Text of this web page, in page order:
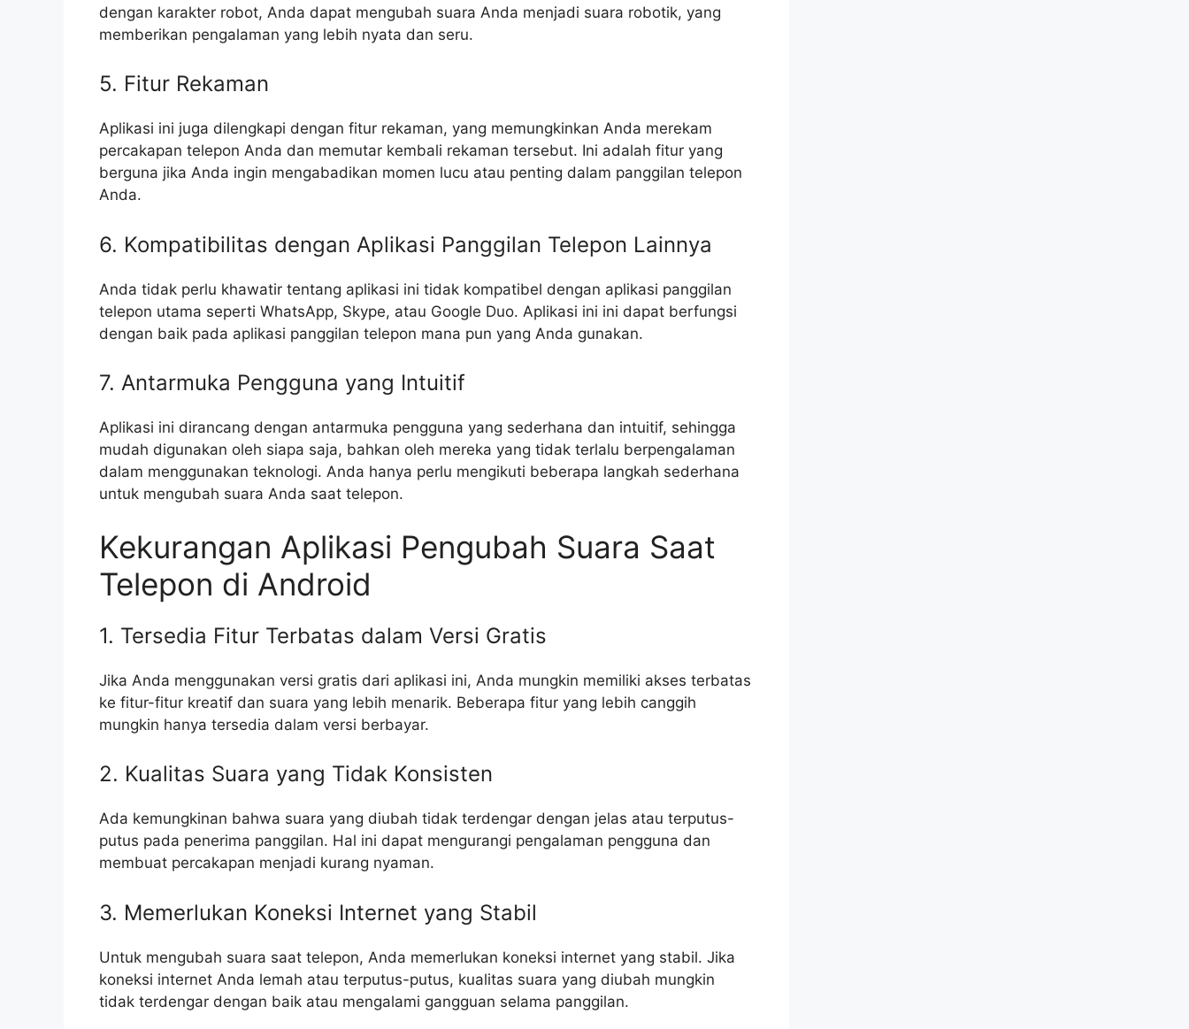
dengan karakter robot, Anda dapat mengubah suara Anda menjadi suara robotik, yang
memberikan pengalaman yang lebih nyata dan seru.
5. Fitur Rekaman
Aplikasi ini juga dilengkapi dengan fitur rekaman, yang memungkinkan Anda merekam
percakapan telepon Anda dan memutar kembali rekaman tersebut. Ini adalah fitur yang
berguna jika Anda ingin mengabadikan momen lucu atau penting dalam panggilan telepon
Anda.
6. Kompatibilitas dengan Aplikasi Panggilan Telepon Lainnya
Anda tidak perlu khawatir tentang aplikasi ini tidak kompatibel dengan aplikasi panggilan
telepon utama seperti WhatsApp, Skype, atau Google Duo. Aplikasi ini ini dapat berfungsi
dengan baik pada aplikasi panggilan telepon mana pun yang Anda gunakan.
7. Antarmuka Pengguna yang Intuitif
Aplikasi ini dirancang dengan antarmuka pengguna yang sederhana dan intuitif, sehingga
mudah digunakan oleh siapa saja, bahkan oleh mereka yang tidak terlalu berpengalaman
dalam menggunakan teknologi. Anda hanya perlu mengikuti beberapa langkah sederhana
untuk mengubah suara Anda saat telepon.
Kekurangan Aplikasi Pengubah Suara Saat
Telepon di Android
1. Tersedia Fitur Terbatas dalam Versi Gratis
Jika Anda menggunakan versi gratis dari aplikasi ini, Anda mungkin memiliki akses terbatas
ke fitur-fitur kreatif dan suara yang lebih menarik. Beberapa fitur yang lebih canggih
mungkin hanya tersedia dalam versi berbayar.
2. Kualitas Suara yang Tidak Konsisten
Ada kemungkinan bahwa suara yang diubah tidak terdengar dengan jelas atau terputus-
putus pada penerima panggilan. Hal ini dapat mengurangi pengalaman pengguna dan
membuat percakapan menjadi kurang nyaman.
3. Memerlukan Koneksi Internet yang Stabil
Untuk mengubah suara saat telepon, Anda memerlukan koneksi internet yang stabil. Jika
koneksi internet Anda lemah atau terputus-putus, kualitas suara yang diubah mungkin
tidak terdengar dengan baik atau mengalami gangguan selama panggilan.